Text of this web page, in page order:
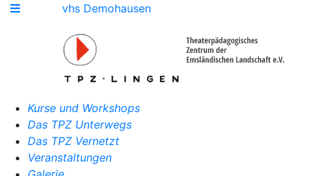
vhs Demohausen
Kurse und Workshops
Das TPZ Unterwegs
Das TPZ Vernetzt
Veranstaltungen